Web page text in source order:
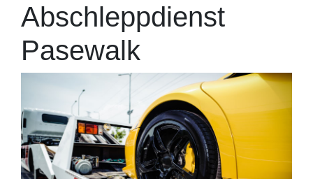
Abschleppdienst
Pasewalk